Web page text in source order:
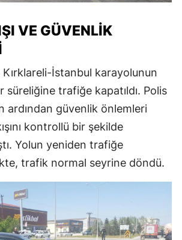
VE GÜVENLIK
İstanbul karayolunun
süreliğine trafiğe kapatıldı. Polis
ardından güvenlik önlemleri
kontrollü bir şekilde
Yolun yeniden trafiğe
trafik normal seyrine döndü.